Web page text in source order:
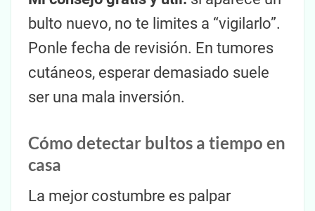
bulto nuevo, no te limites a “vigilarlo”.
Ponle fecha de revisión. En tumores
cutáneos, esperar demasiado suele
ser una mala inversión.
Cómo detectar bultos a tiempo en
casa
La mejor costumbre es palpar